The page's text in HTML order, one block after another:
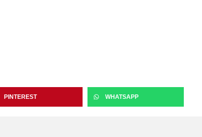
PINTEREST WHATSAPP